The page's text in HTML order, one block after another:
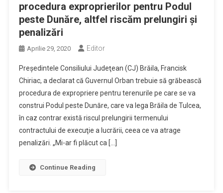
procedura exproprierilor pentru Podul
peste Dunăre, altfel riscăm prelungiri şi
penalizări
Aprilie 29, 2020 Editor
Preşedintele Consiliului Judeţean (CJ) Brăila, Francisk
Chiriac, a declarat că Guvernul Orban trebuie să grăbească
procedura de expropriere pentru terenurile pe care se va
construi Podul peste Dunăre, care va lega Brăila de Tulcea,
în caz contrar există riscul prelungirii termenului
contractului de execuţie a lucrării, ceea ce va atrage
penalizări. „Mi-ar fi plăcut ca […]
Continue Reading